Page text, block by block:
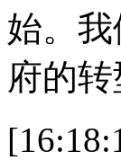
始。
府的转